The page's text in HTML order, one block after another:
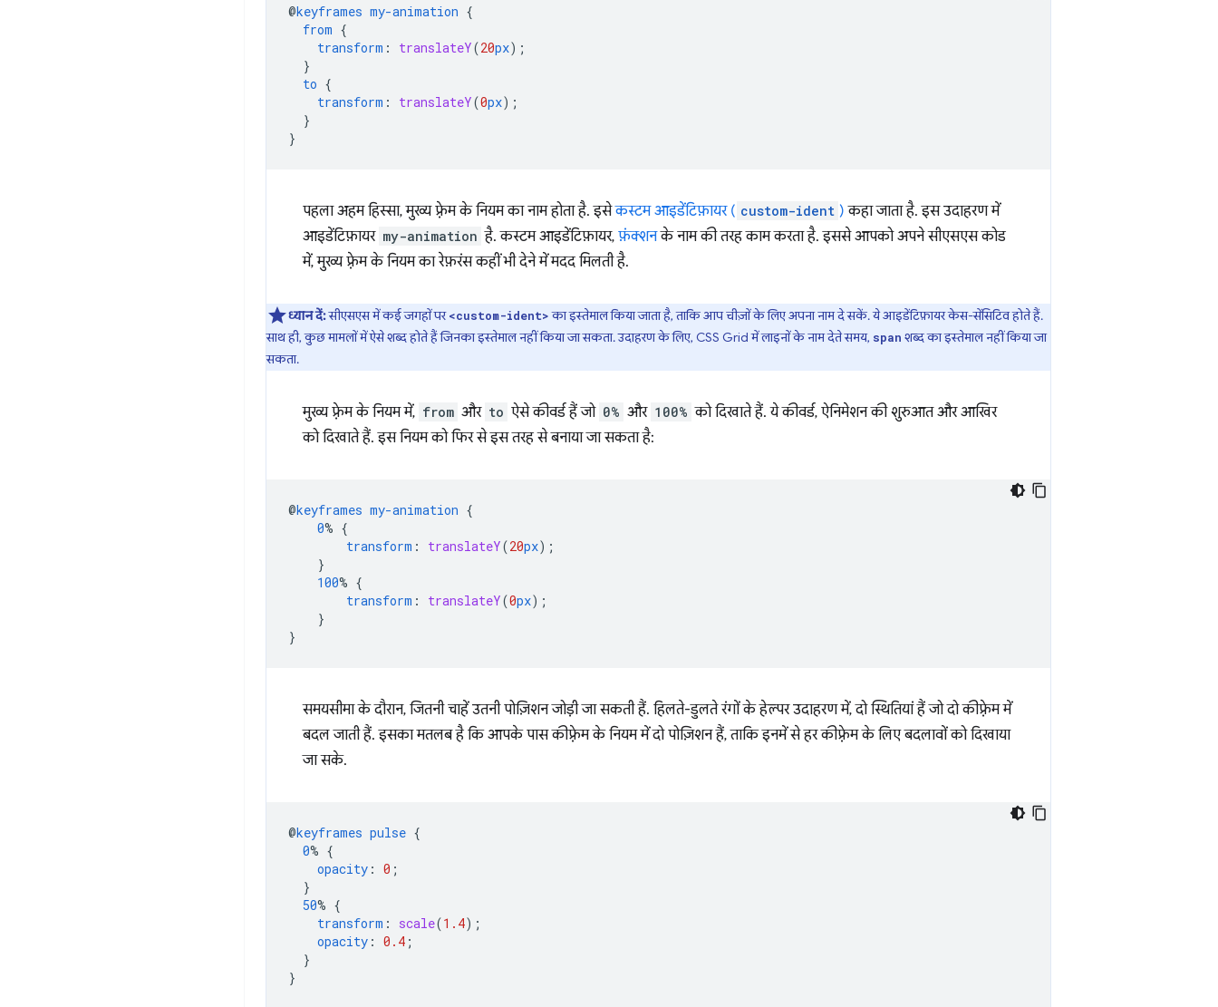
@keyframes my-animation {
from {
transform : translateY(20px);
}
to {
transform : translateY(0px);
}
}
पहला अहम हिस्सा, मुख्य फ़्रेम के नियम का नाम होता है. इसेकस्टम आइडेंटिफ़ायर ( custom-ident ) कहा जाता है. इस उदाहरण में
आइडेंटिफ़ायर my-animation है. कस्टम आइडेंटिफ़ायर, फ़ंक्शनके नाम की तरह काम करता है. इससे आपको अपने सीएसएस कोड
में, मुख्य फ़्रेम के नियम का रेफ़रंस कहीं भी देने में मदद मिलती है.
ध्यान दें:सीएसएस में कई जगहों पर<custom-ident>का इस्तेमाल किया जाता है, ताकि आप चीज़ों के लिए अपना नाम दे सकें. ये आइडेंटिफ़ायर केस-सेंसिटिव होते हैं.
साथ ही, कुछ मामलों में ऐसे शब्द होते हैं जिनका इस्तेमाल नहीं किया जा सकता. उदाहरण के लिए, CSS Grid में लाइनों के नाम देते समय, span शब्द का इस्तेमाल नहीं किया जा
सकता.
मुख्य फ़्रेम के नियम में, from और to ऐसे कीवर्ड हैं जो 0% और 100% को दिखाते हैं. ये कीवर्ड, ऐनिमेशन की शुरुआत और आखिर
को दिखाते हैं. इस नियम को फिर से इस तरह से बनाया जा सकता है:
@keyframes my-animation {
0% {
transform : translateY(20px);
}
100% {
transform : translateY(0px);
}
}
समयसीमा के दौरान, जितनी चाहें उतनी पोज़िशन जोड़ी जा सकती हैं. हिलते-डुलते रंगों के हेल्पर उदाहरण में, दो स्थितियां हैं जो दो कीफ़्रेम में
बदल जाती हैं. इसका मतलब है कि आपके पास कीफ़्रेम के नियम में दो पोज़िशन हैं, ताकि इनमें से हर कीफ़्रेम के लिए बदलावों को दिखाया
जा सके.
@keyframes pulse {
0% {
opacity : 0 ;
}
50% {
transform : scale(1.4);
opacity : 0.4 ;
}
}